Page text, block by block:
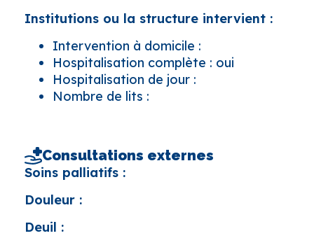
Institutions ou la structure intervient :
Intervention à domicile :
Hospitalisation complète : oui
Hospitalisation de jour :
Nombre de lits :
Consultations externes
Soins palliatifs :
Douleur :
Deuil :